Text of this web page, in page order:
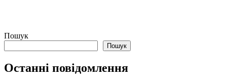
Пошук
Пошук
Останні повідомлення